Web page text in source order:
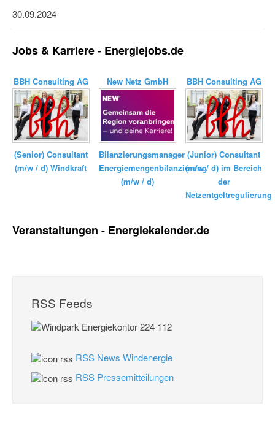
30.09.2024
Jobs & Karriere - Energiejobs.de
BBH Consulting AG
(Senior) Consultant
(m/w / d) Windkraft
New Netz GmbH
Bilanzierungsmanager
Energiemengenbilanzierung
(m/w / d)
BBH Consulting AG
(Junior) Consultant
(m/w / d) im Bereich
der
Netzentgeltregulierung
Veranstaltungen - Energiekalender.de
RSS Feeds
RSS News Windenergie
RSS Pressemitteilungen